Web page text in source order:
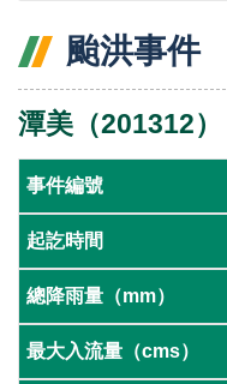
颱洪事件
潭美（201312）